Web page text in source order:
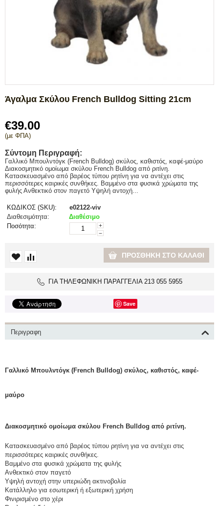
Άγαλμα Σκύλου French Bulldog Sitting 21cm
€39.00
(με ΦΠΑ)
Σύντομη Περιγραφή:
Γαλλικό Μπουλντόγκ (French Bulldog) σκύλος, καθιστός, καφέ-μαύρο
Διακοσμητικό ομοίωμα σκύλου French Bulldog από ριτίνη.
Κατασκευασμένο από βαρέος τύπου ρητίνη για να αντέχει στις
περισσότερες καιρικές συνθήκες. Βαμμένο στα φυσικά χρώματα της
φυλής Ανθεκτικό στον παγετό Υψηλή αντοχή...
ΚΩΔΙΚΟΣ (SKU):
e02122-viv
Διαθεσιμότητα: Διαθέσιμο
Ποσότητα:
+
−
ΠΡΟΣΘΉΚΗ ΣΤΟ ΚΑΛΆΘΙ
ΓΙΑ ΤΗΛΕΦΩΝΙΚΗ ΠΑΡΑΓΓΕΛΙΑ 213 055 5955
Save
Περιγραφη
Γαλλικό Μπουλντόγκ (French Bulldog) σκύλος, καθιστός, καφέ-
μαύρο
Διακοσμητικό ομοίωμα σκύλου French Bulldog από ριτίνη.
Κατασκευασμένο από βαρέος τύπου ρητίνη για να αντέχει στις
περισσότερες καιρικές συνθήκες.
Βαμμένο στα φυσικά χρώματα της φυλής
Ανθεκτικό στον παγετό
Υψηλή αντοχή στην υπεριώδη ακτινοβολία
Κατάλληλο για εσωτερική ή εξωτερική χρήση
Φινιρισμένο στο χέρι